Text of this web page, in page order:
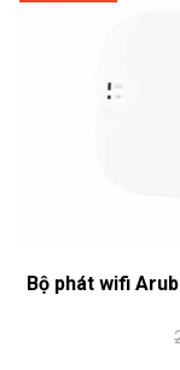
Bộ phát wifi